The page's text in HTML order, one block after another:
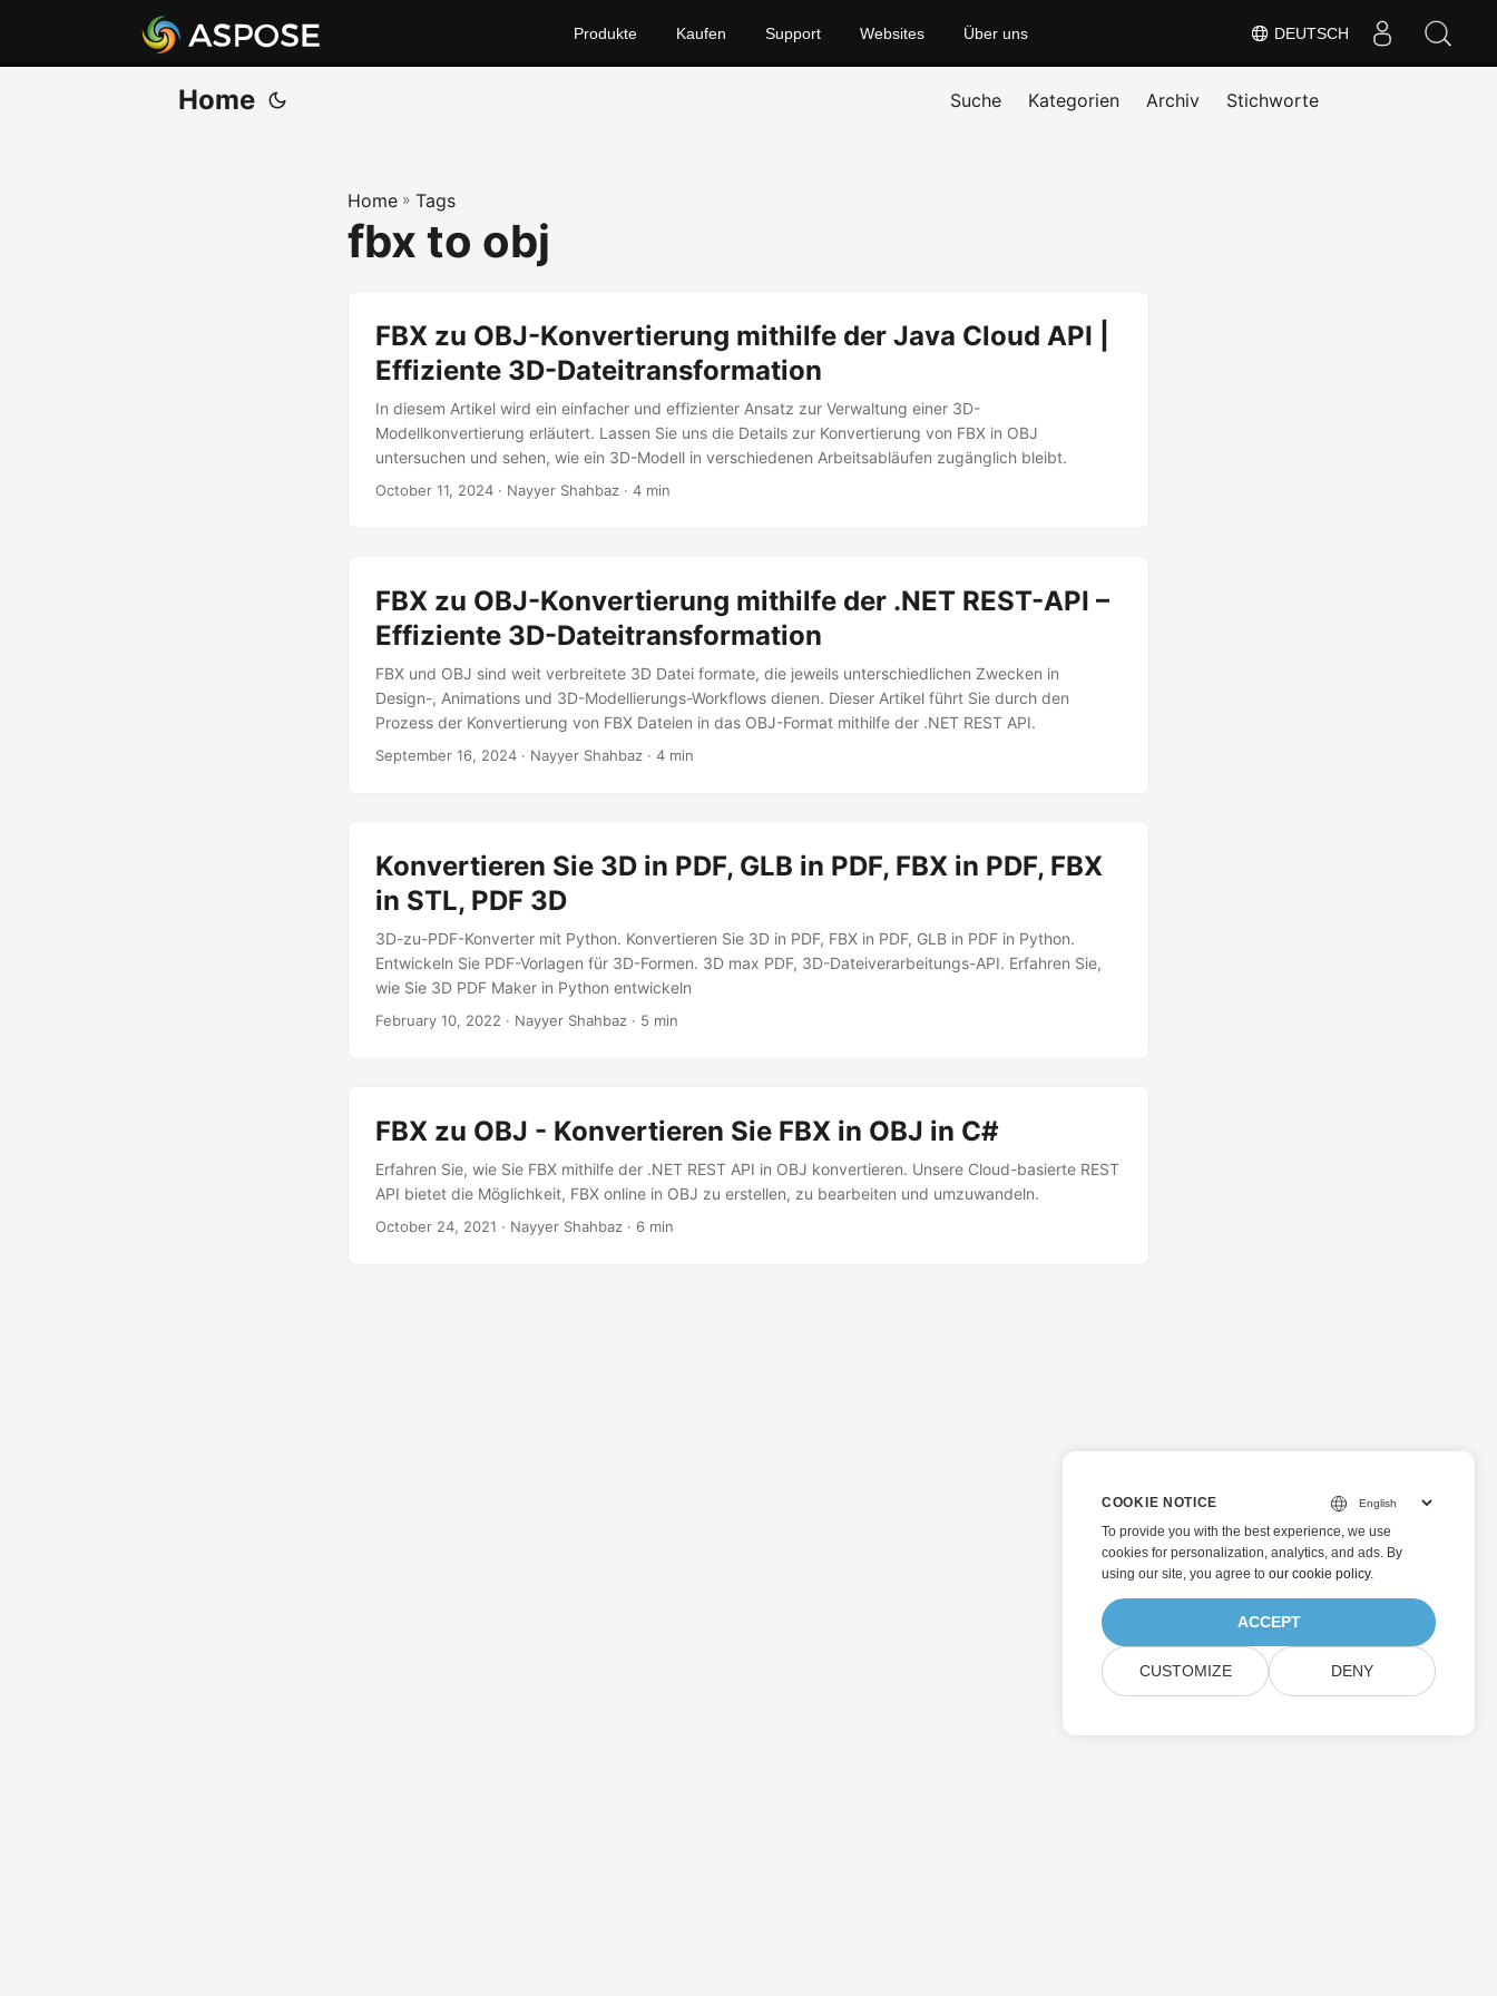
DEUTSCH
Produkte Kaufen Support Websites Über uns
Home Suche Kategorien Archiv Stichworte
Home » Tags
fbx to obj
FBX zu OBJ-Konvertierung mithilfe der Java Cloud API |
Effiziente 3D-Dateitransformation
In diesem Artikel wird ein einfacher und effizienter Ansatz zur Verwaltung einer 3D-
Modellkonvertierung erläutert. Lassen Sie uns die Details zur Konvertierung von FBX in OBJ
untersuchen und sehen, wie ein 3D-Modell in verschiedenen Arbeitsabläufen zugänglich bleibt.
October 11, 2024 · Nayyer Shahbaz · 4 min
FBX zu OBJ-Konvertierung mithilfe der .NET REST-API –
Effiziente 3D-Dateitransformation
FBX und OBJ sind weit verbreitete 3D Datei formate, die jeweils unterschiedlichen Zwecken in
Design-, Animations und 3D-Modellierungs-Workflows dienen. Dieser Artikel führt Sie durch den
Prozess der Konvertierung von FBX Dateien in das OBJ-Format mithilfe der .NET REST API.
September 16, 2024 · Nayyer Shahbaz · 4 min
Konvertieren Sie 3D in PDF, GLB in PDF, FBX in PDF, FBX
in STL, PDF 3D
3D-zu-PDF-Konverter mit Python. Konvertieren Sie 3D in PDF, FBX in PDF, GLB in PDF in Python.
Entwickeln Sie PDF-Vorlagen für 3D-Formen. 3D max PDF, 3D-Dateiverarbeitungs-API. Erfahren Sie,
wie Sie 3D PDF Maker in Python entwickeln
February 10, 2022 · Nayyer Shahbaz · 5 min
FBX zu OBJ - Konvertieren Sie FBX in OBJ in C#
Erfahren Sie, wie Sie FBX mithilfe der .NET REST API in OBJ konvertieren. Unsere Cloud-basierte REST
API bietet die Möglichkeit, FBX online in OBJ zu erstellen, zu bearbeiten und umzuwandeln.
October 24, 2021 · Nayyer Shahbaz · 6 min
COOKIE NOTICE
To provide you with the best experience, we use
cookies for personalization, analytics, and ads. By
using our site, you agree to our cookie policy.
ACCEPT
CUSTOMIZE DENY